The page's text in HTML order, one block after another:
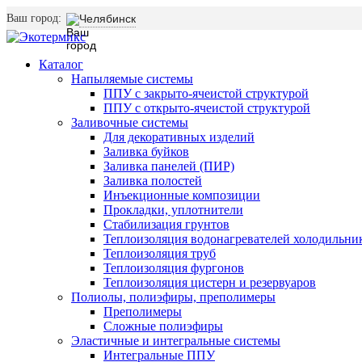
Ваш город: Челябинск
Каталог
Напыляемые системы
ППУ с закрыто-ячеистой структурой
ППУ с открыто-ячеистой структурой
Заливочные системы
Для декоративных изделий
Заливка буйков
Заливка панелей (ПИР)
Заливка полостей
Инъекционные композиции
Прокладки, уплотнители
Стабилизация грунтов
Теплоизоляция водонагревателей
Теплоизоляция труб
Теплоизоляция фургонов
Теплоизоляция цистерн и резервуаров
Полиолы, полиэфиры, преполимеры
Преполимеры
Сложные полиэфиры
Эластичные и интегральные системы
Интегральные ППУ